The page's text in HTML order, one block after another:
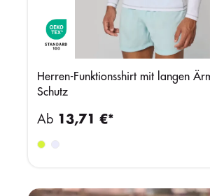
Herren-Funktionsshirt mit langen
Schutz
Ab 13,71 €*